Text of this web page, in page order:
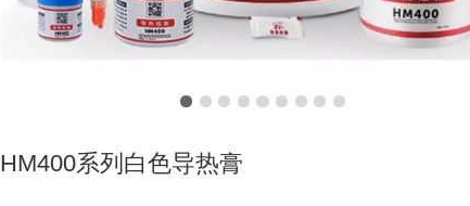
HM400系列白色导热膏